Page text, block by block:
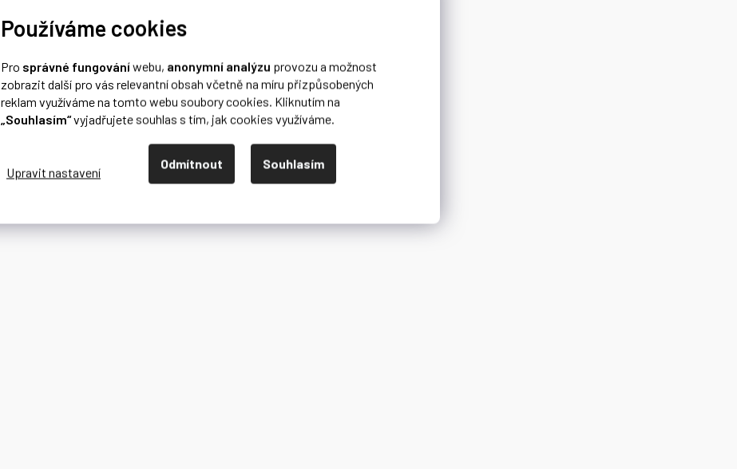
Používáme cookies
Pro správné fungováníwebu, anonymní analýzu provozu a možnost
zobrazit další pro vás relevantní obsah včetně na míru přizpůsobených
reklam využíváme na tomto webu soubory cookies. Kliknutím na
„Souhlasím“vyjadřujete souhlas s tím, jak cookies využíváme.
Odmítnout Souhlasím